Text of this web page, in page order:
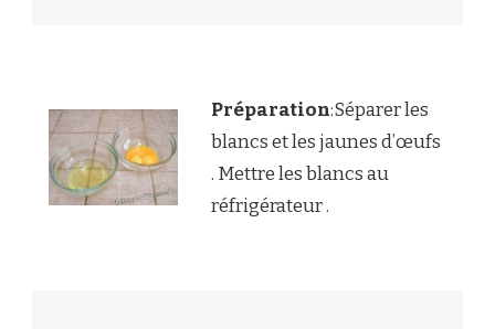
Préparation:Séparer les
blancs et les jaunes d’œufs
. Mettre les blancs au
réfrigérateur .